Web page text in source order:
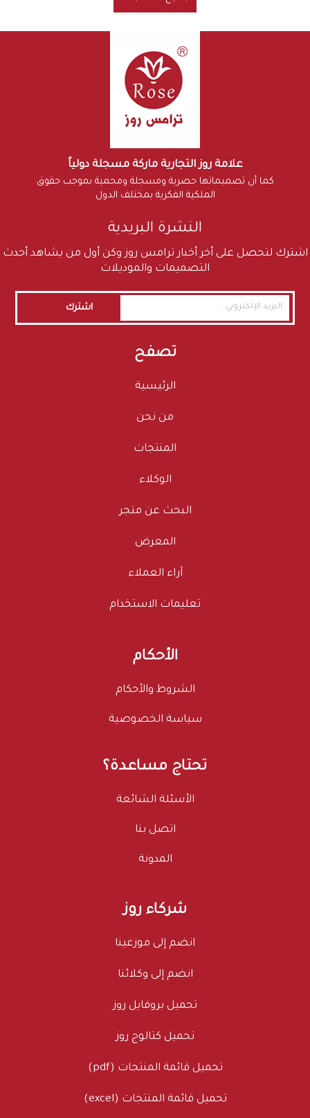
علامة روز التجارية ماركة مسجلة دولياً
كما أن تصميماتها حصرية ومسجلة ومحمية بموجب حقوق
الملكية الفكرية بمختلف الدول
النشرة البريدية
اشترك لتحصل على أخر أخبار ترامس روز وكن أول من يشاهد أحدث
التصميمات والموديلات
اشترك
تصفح
الرئيسية
من نحن
المنتجات
الوكلاء
البحث عن متجر
المعرض
آراء العملاء
تعليمات الاستخدام
الأحكام
الشروط والأحكام
سياسة الخصوصية
تحتاج مساعدة؟
الأسئلة الشائعة
اتصل بنا
المدونة
شركاء روز
انضم إلى موزعينا
انضم إلى وكلائنا
تحميل بروفايل روز
تحميل كتالوج روز
تحميل قائمة المنتجات (pdf)
تحميل قائمة المنتجات (excel)